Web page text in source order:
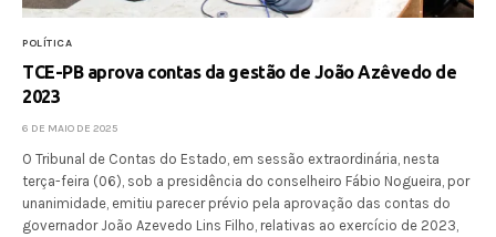
POLÍTICA
TCE-PB aprova contas da gestão de João Azêvedo de
2023
6 DE MAIO DE 2025
O Tribunal de Contas do Estado, em sessão extraordinária, nesta
terça-feira (06), sob a presidência do conselheiro Fábio Nogueira, por
unanimidade, emitiu parecer prévio pela aprovação das contas do
governador João Azevedo Lins Filho, relativas ao exercício de 2023,